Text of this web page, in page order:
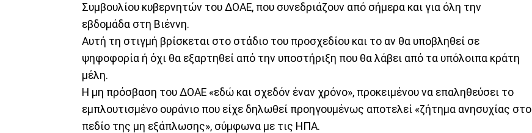
Συμβουλίου κυβερνητών του ΔΟΑΕ, που συνεδριάζουν από σήμερα και για όλη την
εβδομάδα στη Βιέννη.
Αυτή τη στιγμή βρίσκεται στο στάδιο του προσχεδίου και το αν θα υποβληθεί σε
ψηφοφορία ή όχι θα εξαρτηθεί από την υποστήριξη που θα λάβει από τα υπόλοιπα κράτη
μέλη.
Η μη πρόσβαση του ΔΟΑΕ «εδώ και σχεδόν έναν χρόνο», προκειμένου να επαληθεύσει το
εμπλουτισμένο ουράνιο που είχε δηλωθεί προηγουμένως αποτελεί «ζήτημα ανησυχίας στο
πεδίο της μη εξάπλωσης», σύμφωνα με τις ΗΠΑ.